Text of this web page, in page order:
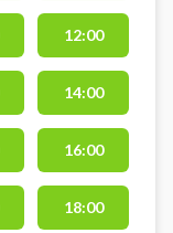
12:00
14:00
16:00
18:00